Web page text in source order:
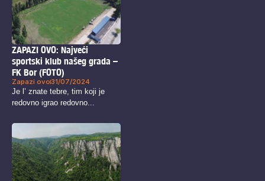
ZAPAZI OVO: Najveći
sportski klub našeg grada –
FK Bor (FOTO)
Zapazi ovo31/07/2024
Je l’ znate tebre, tim koji je
redovno igrao redovno...